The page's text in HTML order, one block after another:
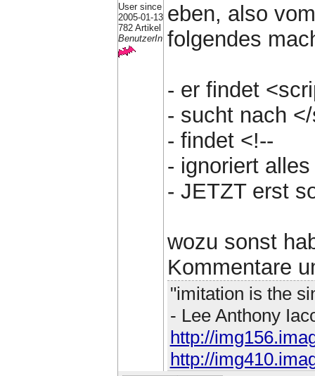
User since
2005-01-13
782 Artikel
BenutzerIn
eben, also
folgendes
- er findet
- sucht nach
- findet <!--
- ignoriert
- JETZT erst
wozu sonst
Kommentare
"imitation is the
- Lee Anthony
http://
http://